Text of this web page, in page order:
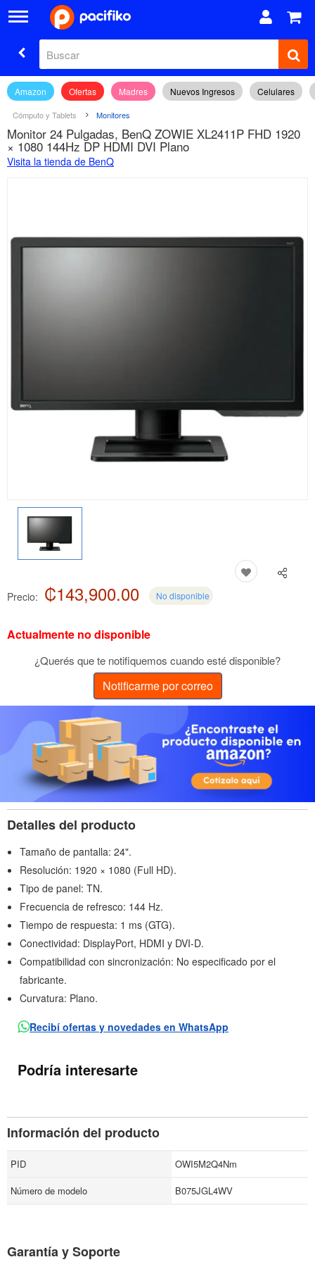
Amazon Ofertas Madres Nuevos Ingresos Celulares
Cómputo y Tablets Monitores
Monitor 24 Pulgadas, BenQ ZOWIE XL2411P FHD 1920
× 1080 144Hz DP HDMI DVI Plano
Visita la tienda de BenQ
Precio: ₡143,900.00 No disponible
Actualmente no disponible
¿Querés que te notifiquemos cuando esté disponible?
Notificarme por correo
Detalles del producto
Tamaño de pantalla: 24".
Resolución: 1920 × 1080 (Full HD).
Tipo de panel: TN.
Frecuencia de refresco: 144 Hz.
Tiempo de respuesta: 1 ms (GTG).
Conectividad: DisplayPort, HDMI y DVI-D.
Compatibilidad con sincronización: No especificado por el
fabricante.
Curvatura: Plano.
Recibí ofertas y novedades en WhatsApp
Podría interesarte
Información del producto
PID
OWI5M2Q4Nm
Número de modelo
B075JGL4WV
Garantía y Soporte